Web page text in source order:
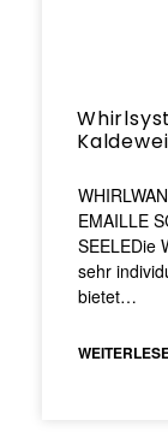
Kaldewei
EMAILLE
SEELEDie
sehr
bietet…